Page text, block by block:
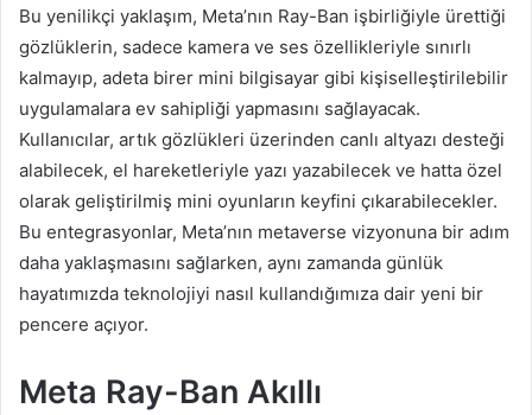
Bu yenilikçi yaklaşım, Meta’nın Ray-Ban işbirliğiyle ürettiği
gözlüklerin, sadece kamera ve ses özellikleriyle sınırlı
kalmayıp, adeta birer mini bilgisayar gibi kişiselleştirilebilir
uygulamalara ev sahipliği yapmasını sağlayacak.
Kullanıcılar, artık gözlükleri üzerinden canlı altyazı desteği
alabilecek, el hareketleriyle yazı yazabilecek ve hatta özel
olarak geliştirilmiş mini oyunların keyfini çıkarabilecekler.
Bu entegrasyonlar, Meta’nın metaverse vizyonuna bir adım
daha yaklaşmasını sağlarken, aynı zamanda günlük
hayatımızda teknolojiyi nasıl kullandığımıza dair yeni bir
pencere açıyor.
Meta Ray-Ban Akıllı